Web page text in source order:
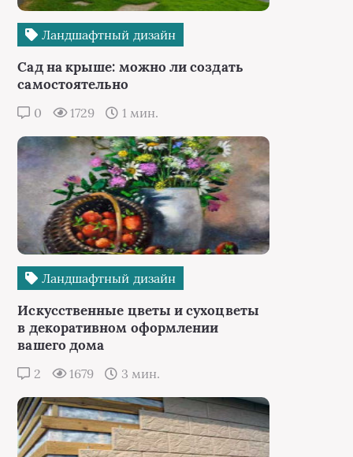
Ландшафтный дизайн
Сад на крыше: можно ли создать
самостоятельно
0 1729 1 мин.
Ландшафтный дизайн
Искусственные цветы и сухоцветы
в декоративном оформлении
вашего дома
2 1679 3 мин.